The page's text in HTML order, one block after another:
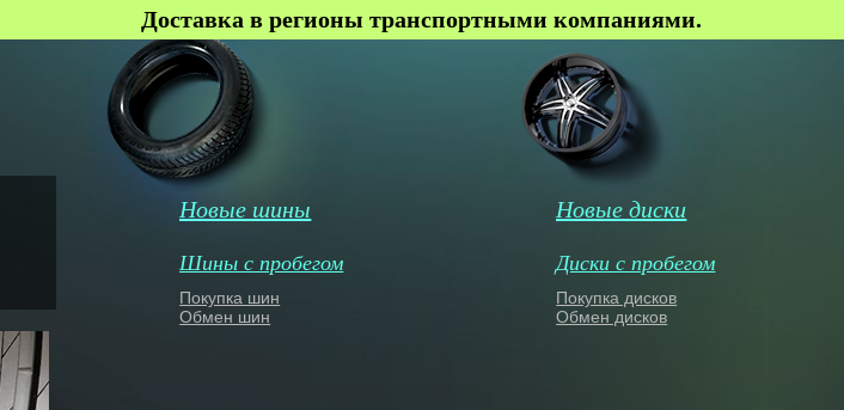
Доставка в регионы транспортными компаниями.
Новые шины
Шины с пробегом
Покупка шин
Обмен шин
Новые диски
Диски с пробегом
Покупка дисков
Обмен дисков